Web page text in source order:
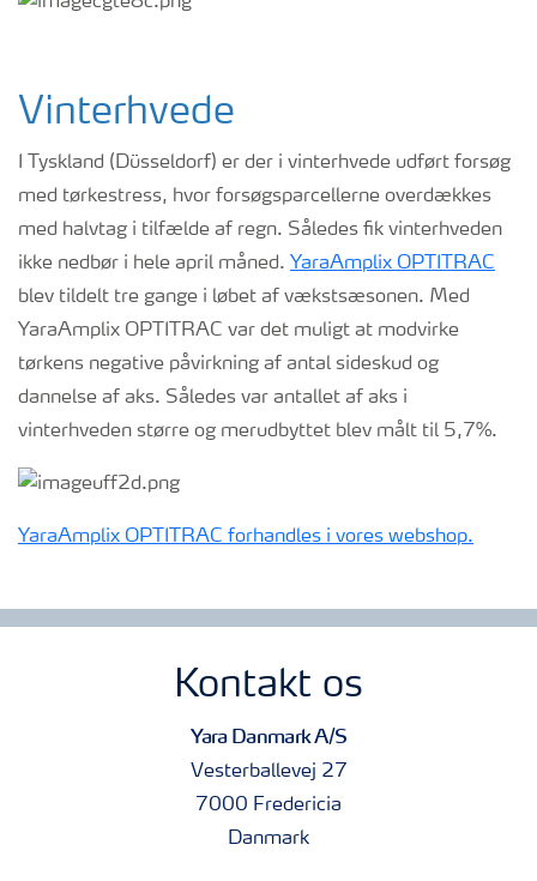
Vinterhvede
I Tyskland (Düsseldorf) er der i vinterhvede udført forsøg
med tørkestress, hvor forsøgsparcellerne overdækkes
med halvtag i tilfælde af regn. Således fik vinterhveden
ikke nedbør i hele april måned. YaraAmplix OPTITRAC
blev tildelt tre gange i løbet af vækstsæsonen. Med
YaraAmplix OPTITRAC var det muligt at modvirke
tørkens negative påvirkning af antal sideskud og
dannelse af aks. Således var antallet af aks i
vinterhveden større og merudbyttet blev målt til 5,7%.
YaraAmplix OPTITRAC forhandles i vores webshop.
Kontakt os
Yara Danmark A/S
Vesterballevej 27
7000 Fredericia
Danmark